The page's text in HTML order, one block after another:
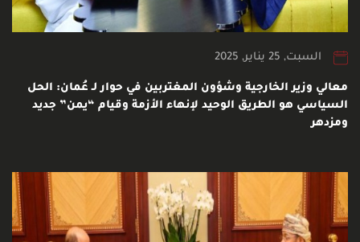
السبت, 25 يناير, 2025
معالي وزير الخارجية وشؤون المغتربين في حوار لـ عُمان: الحل
السياسي هو الطريق الوحيد لإنهاء الأزمة وقيام “يمن” جديد
ومزدهر